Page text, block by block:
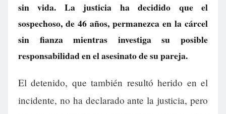
sin vida. La justicia ha decidido que el
sospechoso, de 46 años, permanezca en la cárcel
sin fianza mientras investiga su posible
responsabilidad en el asesinato de su pareja.
El detenido, que también resultó herido en el
incidente, no ha declarado ante la justicia, pero